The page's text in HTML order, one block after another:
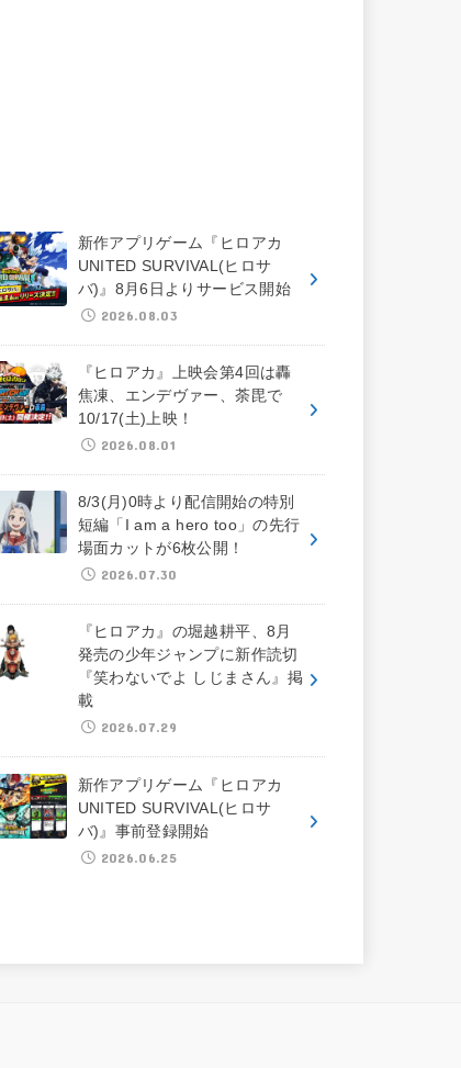
新作アプリゲーム『ヒロアカ
UNITED SURVIVAL(ヒロサ
バ)』8月6日よりサービス開始
2026.08.03
『ヒロアカ』上映会第4回は轟
焦凍、エンデヴァー、荼毘で
10/17(土)上映！
2026.08.01
8/3(月)0時より配信開始の特別
短編「I am a hero too」の先行
場面カットが6枚公開！
2026.07.30
『ヒロアカ』の堀越耕平、8月
発売の少年ジャンプに新作読切
『笑わないでよ しじまさん』掲
載
2026.07.29
新作アプリゲーム『ヒロアカ
UNITED SURVIVAL(ヒロサ
バ)』事前登録開始
2026.06.25